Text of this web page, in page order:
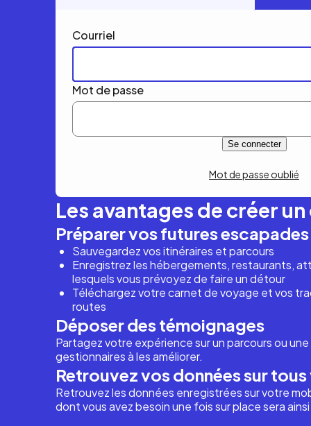
Courriel
Mot de passe
Mot de passe oublié
Les avantages de créer
Préparer vos futures escapades
Sauvegardez vos itinéraires et parcours
Enregistrez les hébergements, restaurants,
lesquels vous prévoyez de faire un détour
Téléchargez votre carnet de voyage et vos
routes
Déposer des témoignages
Partagez votre expérience sur un parcours ou
gestionnaires à les améliorer.
Retrouvez vos données sur
Retrouvez les données enregistrées sur votre
dont vous avez besoin une fois sur place sera